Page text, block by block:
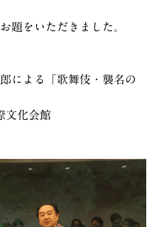
題をいただきました。
による「歌舞伎・襲名の
文化会館